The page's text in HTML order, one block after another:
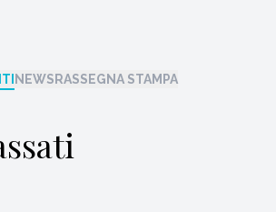
NEWS RASSEGNA STAMPA